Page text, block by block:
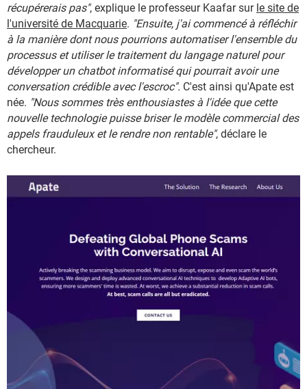
récupérerais pas", explique le professeur Kaafar sur le site de
l'université de Macquarie. "Ensuite, j'ai commencé à réfléchir
à la manière dont nous pourrions automatiser l'ensemble du
processus et utiliser le traitement du langage naturel pour
développer un chatbot informatisé qui pourrait avoir une
conversation crédible avec l'escroc". C'est ainsi qu'Apate est
née. "Nous sommes très enthousiastes à l'idée que cette
nouvelle technologie puisse briser le modèle commercial des
appels frauduleux et le rendre non rentable", déclare le
chercheur.